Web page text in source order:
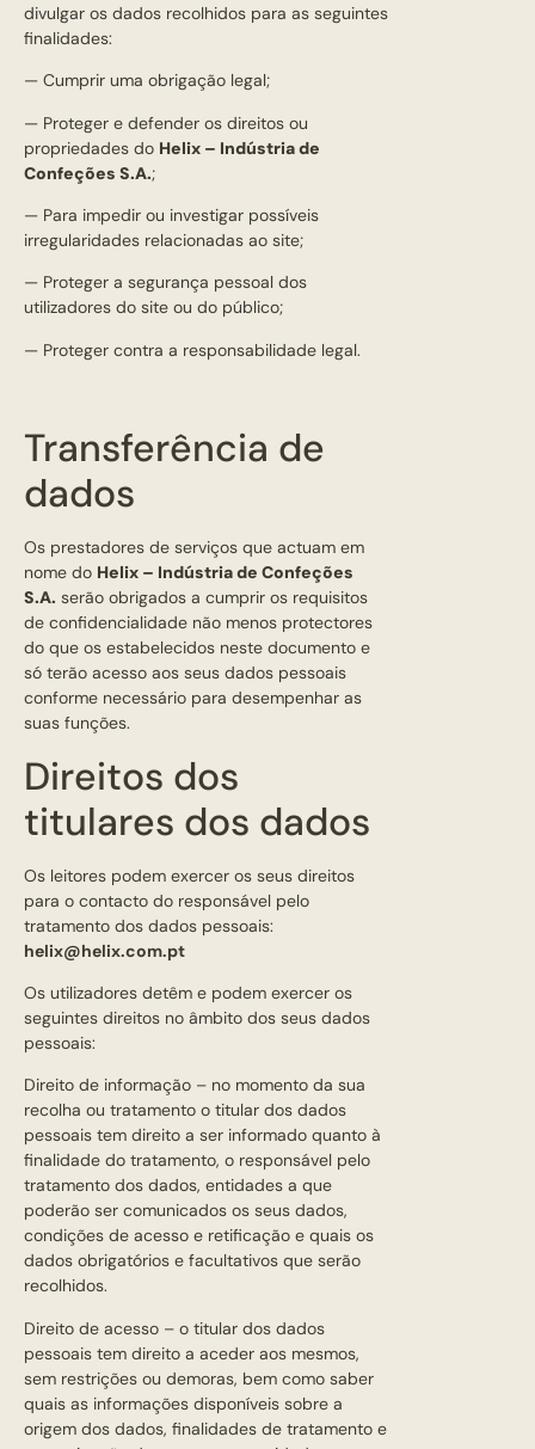
divulgar os dados recolhidos para as seguintes
finalidades:
— Cumprir uma obrigação legal;
— Proteger e defender os direitos ou
propriedades do Helix – Indústria de
Confeções S.A.;
— Para impedir ou investigar possíveis
irregularidades relacionadas ao site;
— Proteger a segurança pessoal dos
utilizadores do site ou do público;
— Proteger contra a responsabilidade legal.
Transferência de
dados
Os prestadores de serviços que actuam em
nome do Helix – Indústria de Confeções
S.A. serão obrigados a cumprir os requisitos
de confidencialidade não menos protectores
do que os estabelecidos neste documento e
só terão acesso aos seus dados pessoais
conforme necessário para desempenhar as
suas funções.
Direitos dos
titulares dos dados
Os leitores podem exercer os seus direitos
para o contacto do responsável pelo
tratamento dos dados pessoais:
helix@helix.com.pt
Os utilizadores detêm e podem exercer os
seguintes direitos no âmbito dos seus dados
pessoais:
Direito de informação – no momento da sua
recolha ou tratamento o titular dos dados
pessoais tem direito a ser informado quanto à
finalidade do tratamento, o responsável pelo
tratamento dos dados, entidades a que
poderão ser comunicados os seus dados,
condições de acesso e retificação e quais os
dados obrigatórios e facultativos que serão
recolhidos.
Direito de acesso – o titular dos dados
pessoais tem direito a aceder aos mesmos,
sem restrições ou demoras, bem como saber
quais as informações disponíveis sobre a
origem dos dados, finalidades de tratamento e